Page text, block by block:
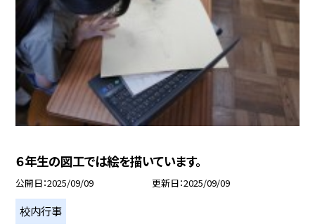
６年生の図工では絵を描いています。
公開日 2025/09/09 更新日 2025/09/09
校内行事